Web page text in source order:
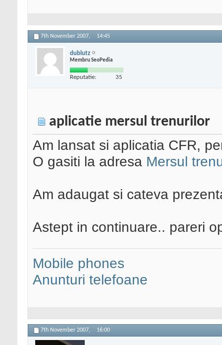
7th November 2007, 14:45
dublutz
Membru SeoPedia
Reputatie: 35
aplicatie mersul trenurilor
Am lansat si aplicatia CFR,
O gasiti la adresa Mersul
Am adaugat si cateva
Astept in continuare.. pareri
Mobile phones
Anunturi telefoane
7th November 2007, 16:00